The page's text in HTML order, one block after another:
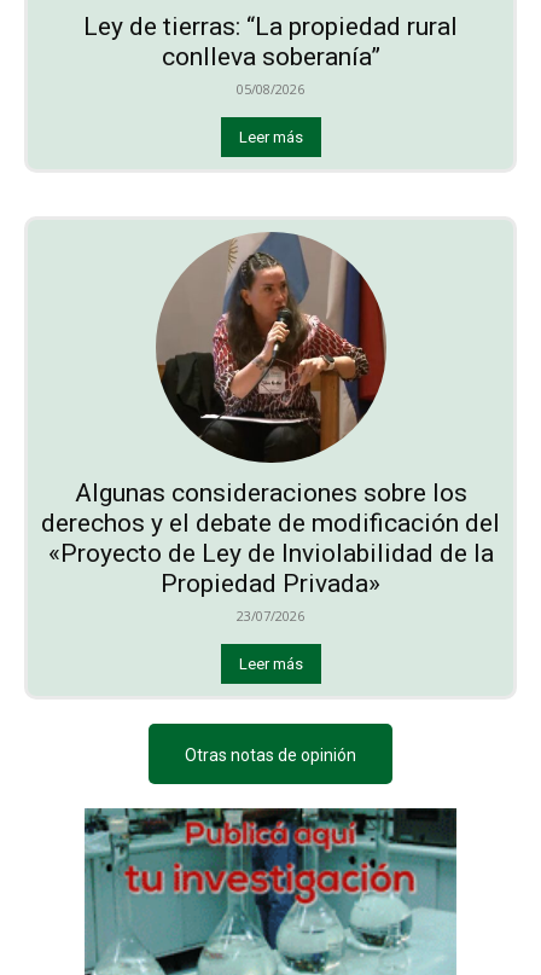
Ley de tierras: “La propiedad rural
conlleva soberanía”
05/08/2026
Leer más
Algunas consideraciones sobre los
derechos y el debate de modificación del
«Proyecto de Ley de Inviolabilidad de la
Propiedad Privada»
23/07/2026
Leer más
Otras notas de opinión